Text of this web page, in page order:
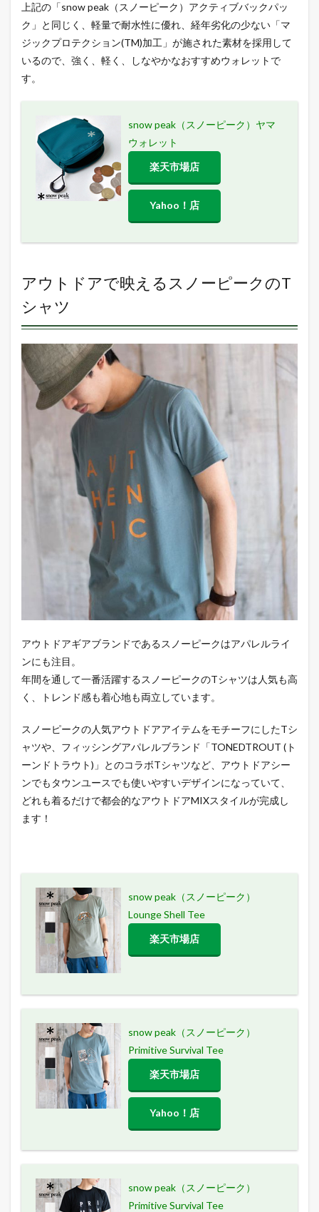
上記の「snow peak（スノーピーク）アクティブバックパッ
ク」と同じく、軽量で耐水性に優れ、経年劣化の少ない「マ
ジックプロテクション(TM)加工」が施された素材を採用して
いるので、強く、軽く、しなやかなおすすめウォレットで
す。
snow peak（スノーピーク）ヤマ
ウォレット
楽天市場店
Yahoo！店
アウトドアで映えるスノーピークのT
シャツ
アウトドアギアブランドであるスノーピークはアパレルライ
ンにも注目。
年間を通して一番活躍するスノーピークのTシャツは人気も高
く、トレンド感も着心地も両立しています。
スノーピークの人気アウトドアアイテムをモチーフにしたTシ
ャツや、フィッシングアパレルブランド「TONEDTROUT (ト
ーンドトラウト)」とのコラボTシャツなど、アウトドアシー
ンでもタウンユースでも使いやすいデザインになっていて、
どれも着るだけで都会的なアウトドアMIXスタイルが完成し
ます！
snow peak（スノーピーク）
Lounge Shell Tee
楽天市場店
snow peak（スノーピーク）
Primitive Survival Tee
楽天市場店
Yahoo！店
snow peak（スノーピーク）
Primitive Survival Tee